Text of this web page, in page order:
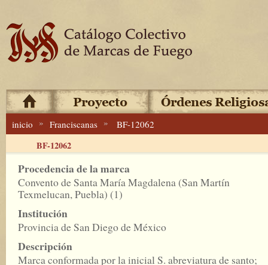
inicio » Franciscanas » BF-12062
BF-12062
Procedencia de la marca
Convento de Santa María Magdalena (San Martín
Texmelucan, Puebla) (1)
Institución
Provincia de San Diego de México
Descripción
Marca conformada por la inicial S. abreviatura de santo;